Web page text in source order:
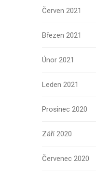
Červen 2021
Březen 2021
Únor 2021
Leden 2021
Prosinec 2020
Září 2020
Červenec 2020